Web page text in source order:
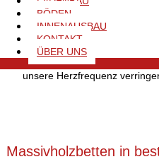
BÖDEN
INNENAUSBAU
KONTAKT
ÜBER UNS
sind die beste Voraussetzung
als auch Geist erholen sich
neuen Tag starten. Auch
Zirbenholz nachweislich
unsere Herzfrequenz
Massivholzbetten in